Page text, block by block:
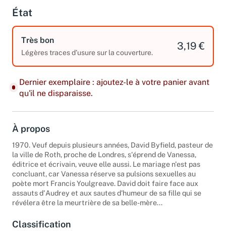
État
Très bon
Légères traces d’usure sur la couverture.
3,19 €
Dernier exemplaire : ajoutez-le à votre panier avant
qu'il ne disparaisse.
À propos
1970. Veuf depuis plusieurs années, David Byfield, pasteur de
la ville de Roth, proche de Londres, s'éprend de Vanessa,
éditrice et écrivain, veuve elle aussi. Le mariage n'est pas
concluant, car Vanessa réserve sa pulsions sexuelles au
poète mort Francis Youlgreave. David doit faire face aux
assauts d'Audrey et aux sautes d'humeur de sa fille qui se
révélera être la meurtrière de sa belle-mère...
Classification